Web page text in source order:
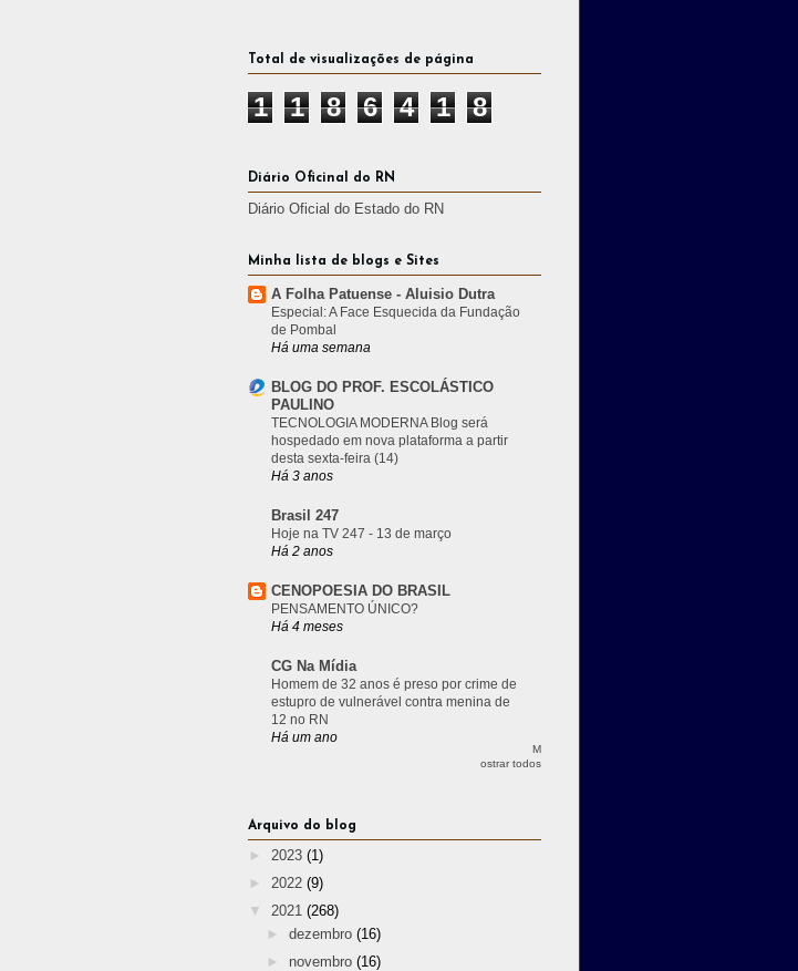
Total de visualizações de página
1 1 8 6 4 1 8
Diário Oficinal do RN
Diário Oficial do Estado do RN
Minha lista de blogs e Sites
A Folha Patuense - Aluisio Dutra
Especial: A Face Esquecida da Fundação
de Pombal
Há uma semana
BLOG DO PROF. ESCOLÁSTICO
PAULINO
TECNOLOGIA MODERNA Blog será
hospedado em nova plataforma a partir
desta sexta-feira (14)
Há 3 anos
Brasil 247
Hoje na TV 247 - 13 de março
Há 2 anos
CENOPOESIA DO BRASIL
PENSAMENTO ÚNICO?
Há 4 meses
CG Na Mídia
Homem de 32 anos é preso por crime de
estupro de vulnerável contra menina de
12 no RN
Há um ano
M
ostrar todos
Arquivo do blog
► 2023 (1)
► 2022 (9)
▼ 2021 (268)
► dezembro (16)
► novembro (16)